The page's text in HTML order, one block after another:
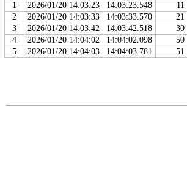
1
2026/01/20 14:03:23 14:03:23.548 11
2
2026/01/20 14:03:33 14:03:33.570 21
3
2026/01/20 14:03:42 14:03:42.518 30
4
2026/01/20 14:04:02 14:04:02.098 50
5
2026/01/20 14:04:03 14:04:03.781 51